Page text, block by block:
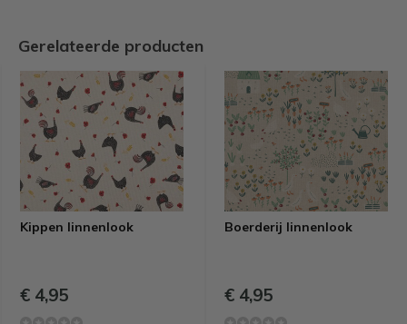
Gerelateerde producten
Kippen linnenlook
€ 4,95
Boerderij linnenlook
€ 4,95